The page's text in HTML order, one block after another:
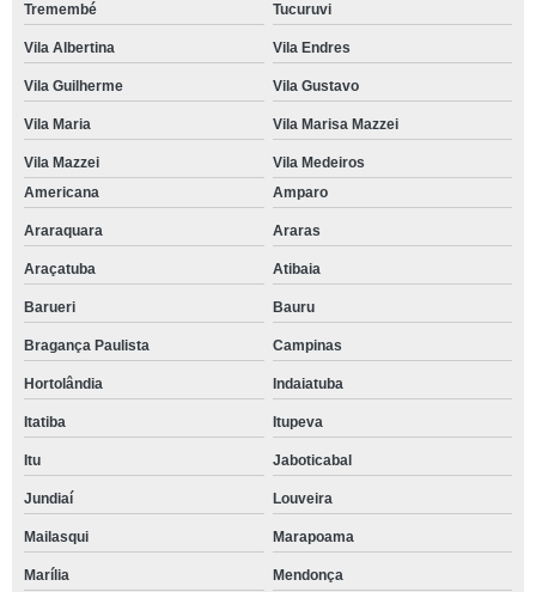
Tremembé Tucuruvi
Vila Albertina Vila Endres
Vila Guilherme Vila Gustavo
Vila Maria Vila Marisa Mazzei
Vila Mazzei
Vila Medeiros
Americana
Amparo
Araraquara Araras
Araçatuba Atibaia
Barueri Bauru
Bragança Paulista Campinas
Hortolândia Indaiatuba
Itatiba Itupeva
Itu Jaboticabal
Jundiaí Louveira
Mailasqui Marapoama
Marília Mendonça